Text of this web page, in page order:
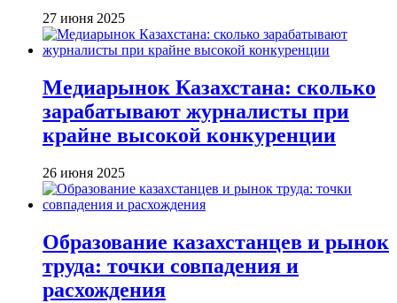
27 июня 2025
Медиарынок Казахстана: сколько
зарабатывают журналисты при
крайне высокой конкуренции
26 июня 2025
Образование казахстанцев и рынок
труда: точки совпадения и
расхождения